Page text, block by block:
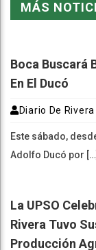
MÁS
Boca Buscará
En El Ducó
Diario De Rivera
Este sábado,
Adolfo Ducó por […]
La UPSO
Rivera Tuvo
Producción